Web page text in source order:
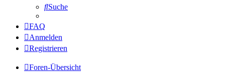
Suche
FAQ
Anmelden
Registrieren
Foren-Übersicht